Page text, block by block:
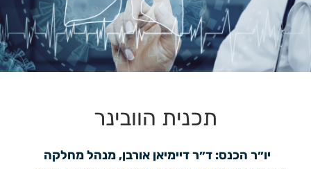
תכנית הוובינר